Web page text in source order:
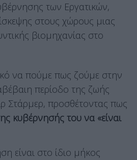
των Εργατικών,
στους χώρους μιας
βιομηχανίας στο
να πούμε πως ζούμε στην
περίοδο της ζωής
Στάρμερ, προσθέτοντας πως
κυβέρνησής του να «είναι
είναι στο ίδιο μήκος